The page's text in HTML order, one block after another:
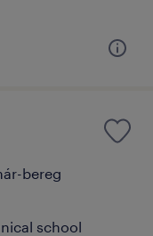
bereg
school